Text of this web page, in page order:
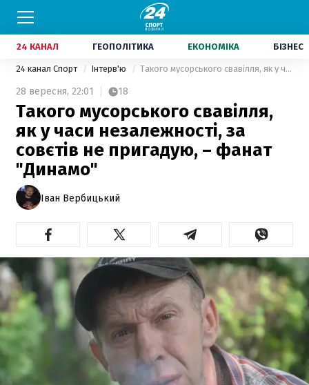
24 КАНАЛ ГЕОПОЛІТИКА ЕКОНОМІКА БІЗНЕС
24 канал Спорт Інтерв'ю Такого мусорського свавілля, як у часи незалежності, за совєтів не пригадую, – фанат "Динамо"
28 вересня, 22:01 18
Такого мусорського свавілля,
як у часи незалежності, за
совєтів не пригадую, – фанат
"Динамо"
Іван Вербицький